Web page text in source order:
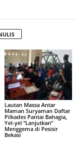
Lautan Massa Antar
Maman Suryaman Daftar
Pilkades Pantai Bahagia,
Yel-yel “Lanjutkan”
Menggema di Pesisir
Bekasi